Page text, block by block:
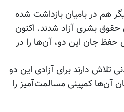
هم در بامیان بازداشت شده
حقوق بشری آزاد شدند. اکنون
جان این دو، آن‌ها را در
تلاش دارند برای آزادی این دو
آن‌ها کمپینی مسالمت‌آمیز را